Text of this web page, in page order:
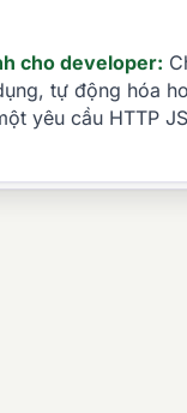
cho developer:
tự động hóa
yêu cầu HTTP